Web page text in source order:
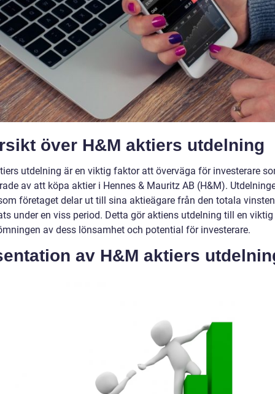
över H&M aktiers utdelning
utdelning är en viktig faktor att överväga för investerare
av att köpa aktier i Hennes & Mauritz AB (H&M).
företaget delar ut till sina aktieägare från den totala
under en viss period. Detta gör aktiens utdelning till en
av dess lönsamhet och potential för investerare.
av H&M aktiers